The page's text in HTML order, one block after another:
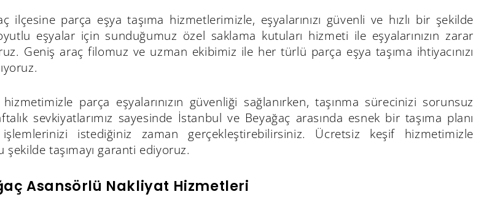
ilçesine parça eşya taşıma hizmetlerimizle, eşyalarınızı güvenli ve hızlı bir şekilde
eşyalar için sunduğumuz özel saklama kutuları hizmeti ile eşyalarınızın zarar
Geniş araç filomuz ve uzman ekibimiz ile her türlü parça eşya taşıma ihtiyacınızı
hizmetimizle parça eşyalarınızın güvenliği sağlanırken, taşınma sürecinizi sorunsuz
sevkiyatlarımız sayesinde İstanbul ve Beyağaç arasında esnek bir taşıma planı
istediğiniz zaman gerçekleştirebilirsiniz. Ücretsiz keşif hizmetimizle
şekilde taşımayı garanti ediyoruz.
Asansörlü Nakliyat Hizmetleri